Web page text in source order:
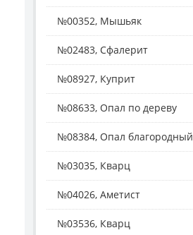
№00352, Мышьяк
№02483, Сфалерит
№08927, Куприт
№08633, Опал по дереву
№08384, Опал благородный
№03035, Кварц
№04026, Аметист
№03536, Кварц